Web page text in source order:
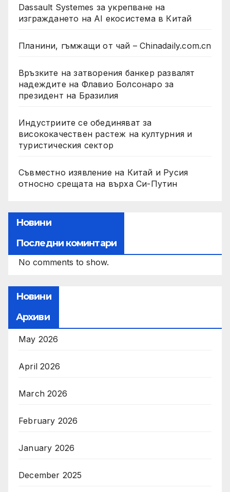
Dassault Systemes за укрепване на
изграждането на AI екосистема в Китай
Планини, гъмжащи от чай – Chinadaily.com.cn
Връзките на затворения банкер развалят
надеждите на Флавио Болсонаро за
президент на Бразилия
Индустриите се обединяват за
висококачествен растеж на културния и
туристическия сектор
Съвместно изявление на Китай и Русия
относно срещата на върха Си-Путин
Новини
Последни коминтари
No comments to show.
Новини
Архиви
May 2026
April 2026
March 2026
February 2026
January 2026
December 2025